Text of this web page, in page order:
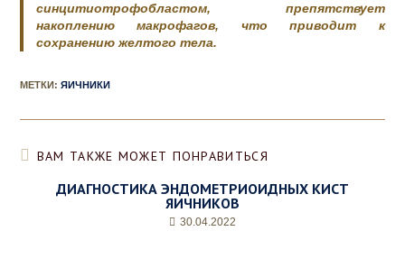
синцитиотрофобластом, препятствует
накоплению макрофагов, что приводит к
сохранению желтого тела.
МЕТКИ :ЯИЧНИКИ
ВАМ ТАКЖЕ МОЖЕТ ПОНРАВИТЬСЯ
ДИАГНОСТИКА ЭНДОМЕТРИОИДНЫХ КИСТ
ЯИЧНИКОВ
30.04.2022